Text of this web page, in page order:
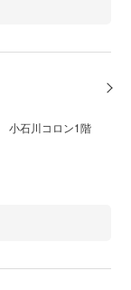
小石川コロン1階